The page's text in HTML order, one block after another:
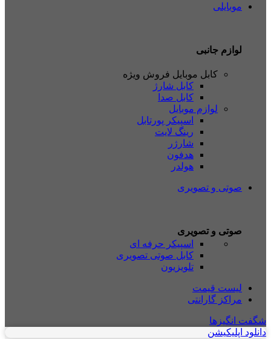
موبایلی
لوازم جانبی
کابل موبایل فروش ویژه
کابل شارژ
کابل صدا
لوازم موبایل
اسپیکر پورتابل
رینگ لایت
شارژر
هدفون
هولدر
صوتی و تصویری
صوتی و تصویری
اسپیکر حرفه ای
کابل صوتی تصویری
تلویزیون
لیست قیمت
مراکز گارانتی
شگفت انگیزها
دانلود اپلیکیشن